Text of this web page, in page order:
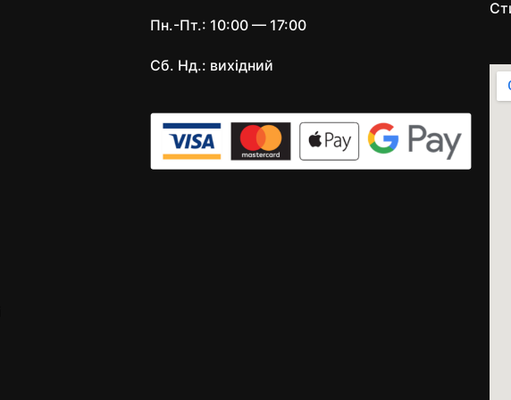
Пн.-Пт.: 10:00 — 17:00
Сб. Нд.: вихідний